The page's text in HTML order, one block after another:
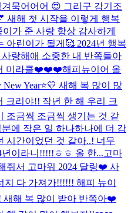
묵어어어 😍 그리구 감기조
새해 첫 시작을 이렇게 행복
가 준 사랑 항상 감사하게
아린이가 될게🥰 2024년 행복
랑해애 소중한 내 반쪽들아
미라클❤️❤️❤️해피뉴이어 올
New Year⭐️💛 새해 복 많이 많
리야!! 작년 한 해 우리 크
조금씩 조금씩 생기는 것 같
에 작은 일 하나하나에 더 감
시간이었던 것 같아..! 너무
이라니!!!!!ㅎㅎ 올 한...고마
줘서 고마워 2024 달링❤️ 사
가져가!!!!!! 해피 뉴이
새해 복 많이 받아 반쪽아❤️